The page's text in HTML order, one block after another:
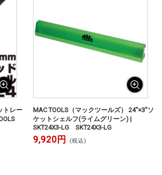
トレー
MAC TOOLS（マックツールズ） 24"×3"ソ
ケットシェルフ(ライムグリーン) |
SKT24X3-LG SKT24X3-LG
9,920円 (税込)